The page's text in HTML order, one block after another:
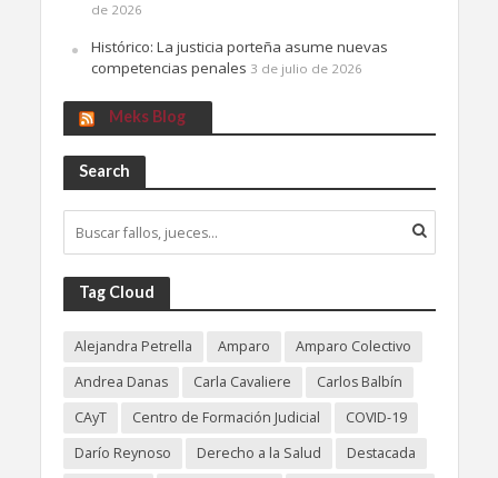
de 2026
Histórico: La justicia porteña asume nuevas
competencias penales 3 de julio de 2026
Meks Blog
Search
Tag Cloud
Alejandra Petrella Amparo
Amparo Colectivo
Andrea Danas
Carla Cavaliere
Carlos Balbín
CAyT
Centro de Formación Judicial
COVID-19
Darío Reynoso
Derecho a la Salud
Destacada